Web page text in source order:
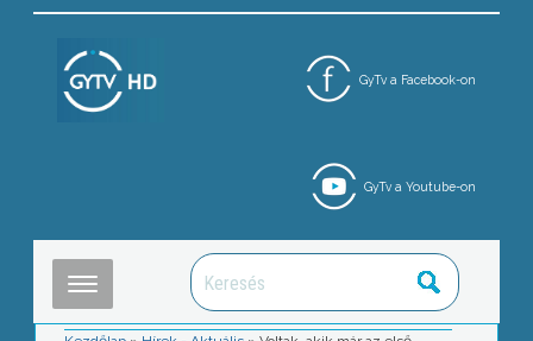
GyTv a Facebook-on
GyTv a Youtube-on